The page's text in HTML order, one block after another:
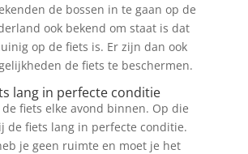
de bossen in te gaan op de
ook bekend om staat is dat
op de fiets is. Er zijn dan ook
de fiets te beschermen.
lang in perfecte conditie
fiets elke avond binnen. Op die
de fiets lang in perfecte conditie.
je geen ruimte en moet je het